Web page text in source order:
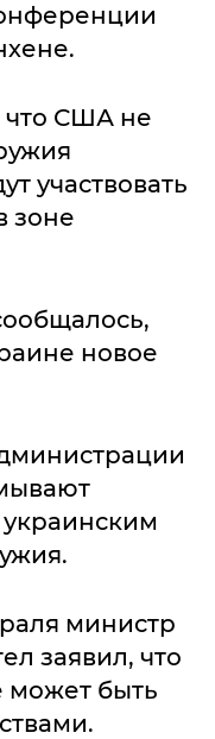
что США не
участвовать
зоне
новое
министр
заявил, что
может быть